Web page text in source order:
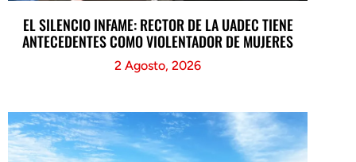
EL SILENCIO INFAME: RECTOR DE LA UADEC TIENE
ANTECEDENTES COMO VIOLENTADOR DE MUJERES
2 Agosto, 2026